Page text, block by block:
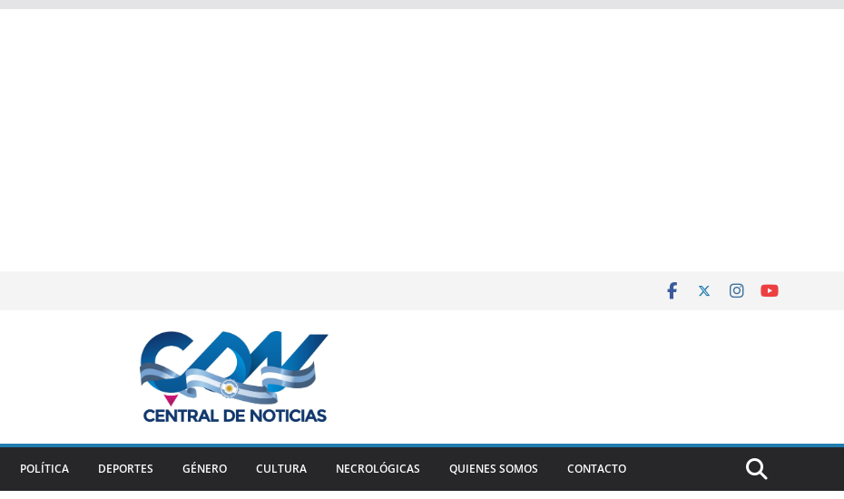
POLÍTICA DEPORTES GÉNERO CULTURA NECROLÓGICAS QUIENES SOMOS CONTACTO